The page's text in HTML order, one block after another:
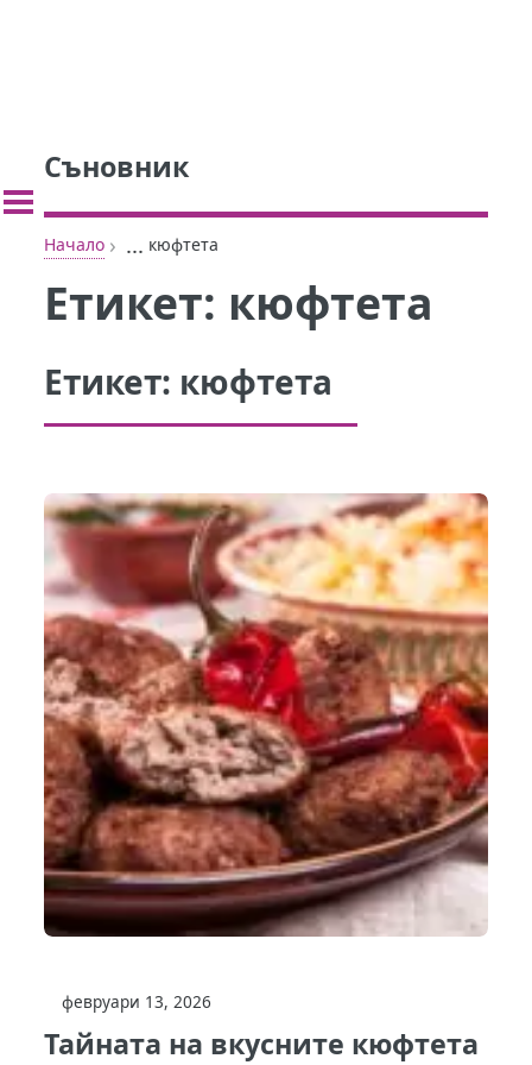
Съновник
Начало › ... кюфтета
Етикет: кюфтета
Етикет: кюфтета
февруари 13, 2026
Тайната на вкусните кюфтета